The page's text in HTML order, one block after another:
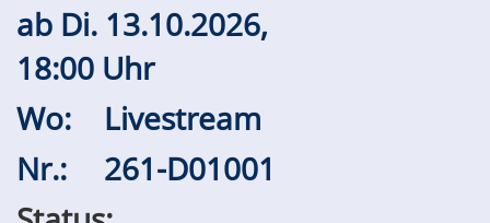
ab Di. 13.10.2026,
18:00 Uhr
Wo:
Livestream
Nr.:
261-D01001